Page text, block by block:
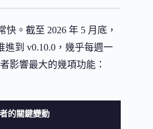
快。截至 2026 年 5 月底，
進到 v0.10.0，幾乎每週一
影響最大的幾項功能：
的關鍵變動